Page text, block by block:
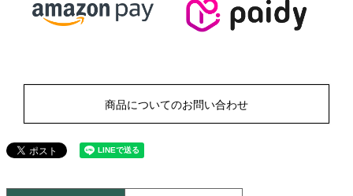
商品についてのお問い合わせ